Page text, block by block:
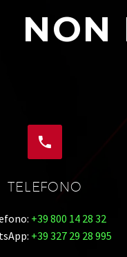
NON


TELEFONO
+39 800 14 28 32
+39 327 29 28 995